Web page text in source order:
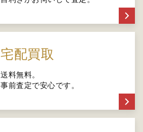
宅配買取
送料無料。
事前査定で安心です。